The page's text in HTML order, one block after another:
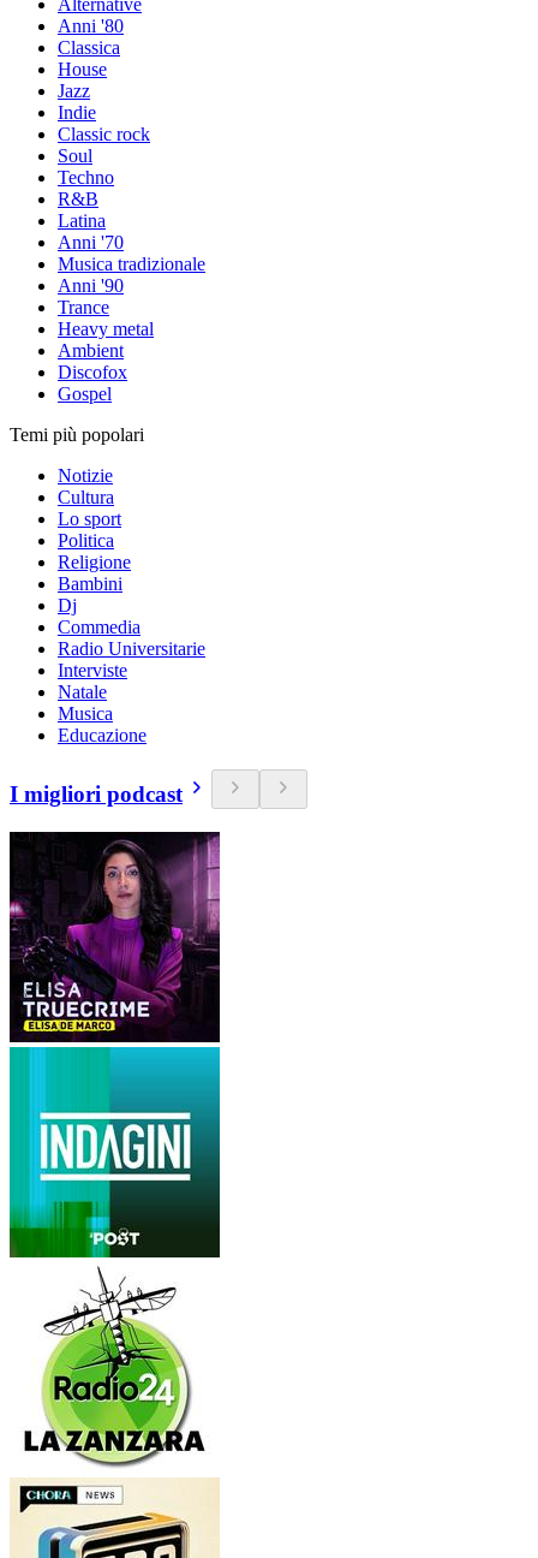
Alternative
Anni '80
Classica
House
Jazz
Indie
Classic rock
Soul
Techno
R&B
Latina
Anni '70
Musica tradizionale
Anni '90
Trance
Heavy metal
Ambient
Discofox
Gospel
Temi più popolari
Notizie
Cultura
Lo sport
Politica
Religione
Bambini
Dj
Commedia
Radio Universitarie
Interviste
Natale
Musica
Educazione
I migliori podcast